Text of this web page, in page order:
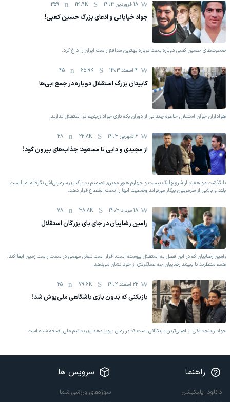
18 فروردين 1404 121.9K
359
جواد خیابانی و ادعای بزرگ حسین کعبی!
صحبت‌های حسین کعبی دوباره بحث درباره بهترین مدافع راست ایران را داغ کرد.
4 اسفند 1403 65.9K
45
کاپیتان بزرگ استقلال دوباره در جمع آبی‌ها
هواداران جوان استقلال خاطره چندانی از دوران یکه تازی جواد زرینچه در استقلال ندارند.
6 شهریور 1403 22.8K
28
از مجیدی و دایی تا مسعود: جذاب‌های بیرون گود!
با گذشت دو هفته از شروع لیگ بیست و چهارم هنوز مدیری تصمیم به برکناری سرمربی‌اش نگرفته اما لیست
بلند و بالایی از سرمربیان بیکار می‌تواند وضعیت آنها را تحت الشعاع قرار دهد.
18 مرداد 1403 38.8K
78
رامین رضاییان در جای پای بزرگان استقلال
رامین رضاییان که در این فصل به استقلال پیوسته است، قرار است نقش مهمی در سمت راست زمین ایفا کند.
همه منتظرند تا ببینند رضاییان چه عملکردی از خود نشان می‌دهد.
22 اسفند 1402 79.6K
25
بازیکنی که بدون بازی باشگاهی ملی‌پوش شد!
جواد زرینچه یکی از اصلی‌ترین بازیکنانی است که در زمان پرویز دهداری به تیم ملی اضافه شده است.
راهنما
دانلود اپلیکیشن
سرویس ها
سوژه‌های ورزشی شما